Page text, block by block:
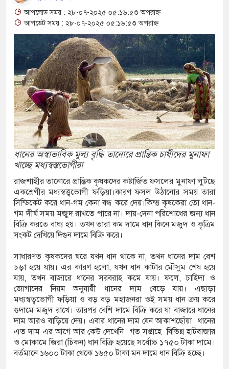
ধরতে গিয়ে পানিতে ডুবে শিশুর মৃত্যু
গাঁজাসহ দুই মাদক কারবারী গ্রেপ্তার
৩ মাদক কারবারি গ্রেপ্তার, আড়াই কেজি গাঁজা
কাজেম শাহ, আট ঘণ্টা বিমানে অপেক্ষার পর
মত চালু হলো শিশুদের সফট ইনডোর প্লে-গ্রাউন্ড
গ্রাউন্ড
গ্রেফতার-৮
অভিযানে নারীসহ মাদক কারবারি গ্রেফতার
জেরে দুই পক্ষের সংঘর্ষ, আহত ৩০
পানিতে ডুবে গৃহবধূর মৃত্যু
রাজি না হওয়ায় তরুণীকে ‘চোর’ সাজিয়ে
আপলোড সময় : ২৮-০৭-২০২৫ ০৫:১৬:৫৩ অপরাহ্ন
আপডেট সময় : ২৮-০৭-২০২৫ ০৫:১৬:৫৩ অপরাহ্ন
ধানের অস্বাভাবিক মুল্য বৃদ্ধি তানোরে প্রান্তিক চাষীদের মুনাফা
খাচ্ছে মধ্যস্বস্তভোগীরা
রাজশাহীর তানোরে প্রান্তিক কৃষকদের কষ্টার্জিত ফসলের মুনাফা লুটছে
একশ্রেণীর মধ্যস্বত্ত্বভোগী ফড়িয়া।কারণ ফসল উঠানোর সময় তারা
সিন্ডিকেট করে ধান-গম কেনা বন্ধ করে দেয়।কিন্ত্ত কৃষকেরা তো ধান-
গম দীর্ঘ সময় মজুদ রাখতে পারে না। দায়-দেনা পরিশোধের জন্য ধান
বিক্রি করতে বাধ্য হয়। তখন তারা কম দামে ধান কিনে মজুদ ও কৃত্রিম
সংকট দেখিয়ে দিগুন দামে বিক্রি করে।
সাধারণত কৃষকদের ঘরে যখন ধান থাকে না, তখন ধানের দাম বেশ
চড়া হয়ে যায়। এর কারণ হলো, যখন ধান কাটার মৌসুম শেষ হয়ে
যায়, তখন বাজারে ধানের সরবরাহ কমে যায়। ফলে, চাহিদা ও
জোগানের নিয়ম অনুযায়ী ধানের দাম বেড়ে যায়। এছাড়া
মধ্যস্বত্বভোগী ফড়িয়া ও বড় বড় মহাজনরা ওই সময় ধান ক্রয় করে
গুদামে মজুদ রাখে। তারপর বেশি দামে বিক্রি করে যা বাজারে ধানের
দাম আরও বাড়িয়ে দেয়। এবার ধানের দাম যেন আকাশছোঁয়া। ধানের
এত দাম এর আগে আর কেউ দেখেনি। গত সপ্তাহে বিভিন্ন হাটবাজার
ও মোকামে জিরা (চিকন) ধান বিক্রি হয়েছে সর্বোচ্চ ১৭৫০ টাকা দামে।
বর্তমানে ১৬০০ টাকা থেকে ১৬৫০ টাকা মন দামে ধান বিক্রি হচ্ছে।